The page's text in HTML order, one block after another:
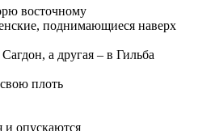
восточному
поднимающиеся наверх
а другая – в Гильба
плоть
опускаются